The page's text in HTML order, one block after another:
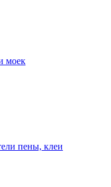
моек
пены, клеи